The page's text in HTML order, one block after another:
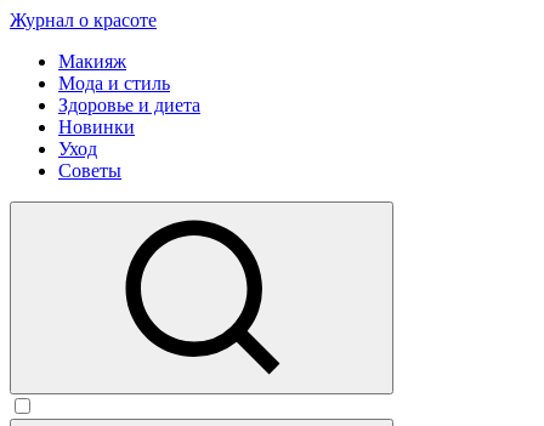
Журнал о красоте
Макияж
Мода и стиль
Здоровье и диета
Новинки
Уход
Советы